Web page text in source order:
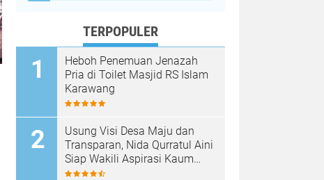
TERPOPULER
Heboh Penemuan Jenazah
Pria di Toilet Masjid RS Islam
Karawang
Usung Visi Desa Maju dan
Transparan, Nida Qurratul Aini
Siap Wakili Aspirasi Kaum
Perempuan di BPD Desa